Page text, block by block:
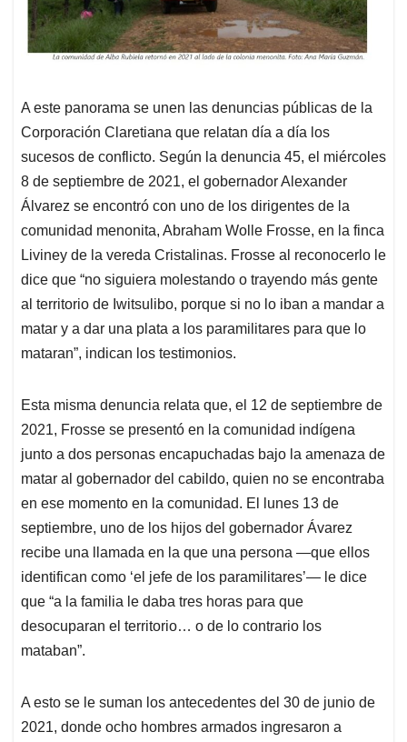
A este panorama se unen las denuncias públicas de la
Corporación Claretiana que relatan día a día los
sucesos de conflicto. Según la denuncia 45, el miércoles
8 de septiembre de 2021, el gobernador Alexander
Álvarez se encontró con uno de los dirigentes de la
comunidad menonita, Abraham Wolle Frosse, en la finca
Liviney de la vereda Cristalinas. Frosse al reconocerlo le
dice que “no siguiera molestando o trayendo más gente
al territorio de Iwitsulibo, porque si no lo iban a mandar a
matar y a dar una plata a los paramilitares para que lo
mataran”, indican los testimonios.
Esta misma denuncia relata que, el 12 de septiembre de
2021, Frosse se presentó en la comunidad indígena
junto a dos personas encapuchadas bajo la amenaza de
matar al gobernador del cabildo, quien no se encontraba
en ese momento en la comunidad. El lunes 13 de
septiembre, uno de los hijos del gobernador Ávarez
recibe una llamada en la que una persona —que ellos
identifican como ‘el jefe de los paramilitares’— le dice
que “a la familia le daba tres horas para que
desocuparan el territorio… o de lo contrario los
mataban”.
A esto se le suman los antecedentes del 30 de junio de
2021, donde ocho hombres armados ingresaron a